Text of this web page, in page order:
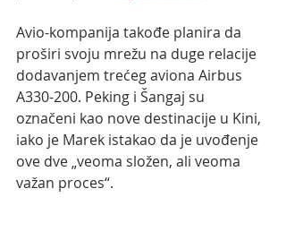
Avio-kompanija takođe planira da
proširi svoju mrežu na duge relacije
dodavanjem trećeg aviona Airbus
A330-200. Peking i Šangaj su
označeni kao nove destinacije u Kini,
iako je Marek istakao da je uvođenje
ove dve „veoma složen, ali veoma
važan proces“.